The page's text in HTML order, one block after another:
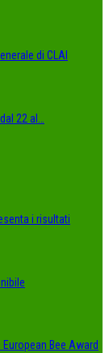
di CLAI
22 al…
i risultati
Bee Award